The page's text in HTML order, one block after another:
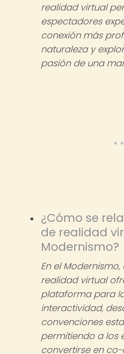
realidad virtual
espectadores
conexión más
naturaleza y
pasión de una
¿Cómo se
de realidad
Modernismo?
En el
realidad virtual
plataforma para
interactividad,
convenciones
permitiendo a los
convertirse en